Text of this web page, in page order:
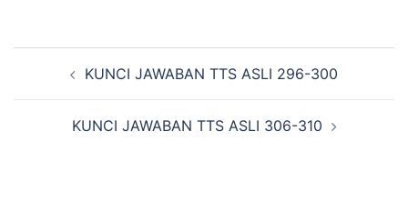
Navigasi
Tulisan
KUNCI JAWABAN TTS ASLI 296-300
KUNCI JAWABAN TTS ASLI 306-310